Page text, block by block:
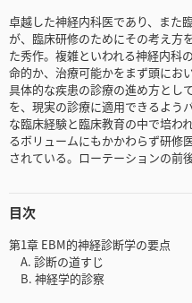
卓越した神経内科医であり、また
が、臨床研修のためにその考え方
た秀作。複雑といわれる神経内科
命的か、治療可能かをまず頭にお
具体的な疾患の診療の進め方とし
を、現実の診療に適用できるよう
な臨床経験と臨床教育の中で培わ
るボリュームにもかかわらず研修
されている。ローテーションの前
目次
第1章 EBM的神経診断学の要点
A. 診断の道すじ
B. 神経学的診察